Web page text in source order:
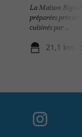
La Maison
préparées près
cuisinés par ...
21,1 km -